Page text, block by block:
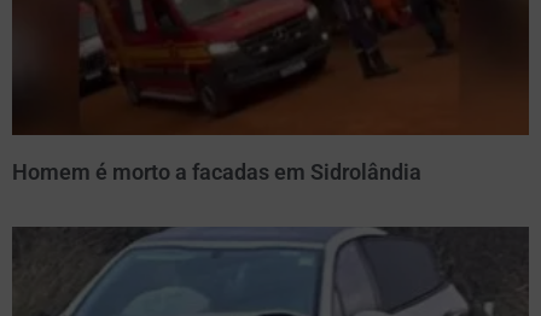
Homem é morto a facadas em Sidrolândia